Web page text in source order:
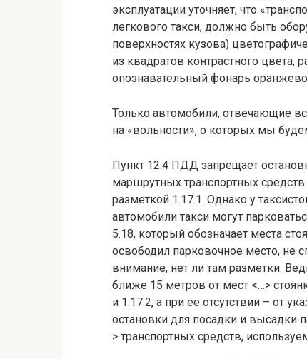
эксплуатации уточняет, что
легкового такси, должно быть
поверхностях кузова)
из квадратов контрастного
опознавательный фонарь
Только автомобили, отвечающие
на «вольности», о которых мы
Пункт 12.4 ПДД запрещает
маршрутных транспортных
разметкой 1.17.1. Однако у
автомобили такси могут
5.18, который обозначает места
освободил парковочное место, не
внимание, нет ли там разметки.
ближе 15 метров от мест <…>
и 1.17.2, а при ее отсутствии – от
остановки для посадки и высадки
> транспортных средств,